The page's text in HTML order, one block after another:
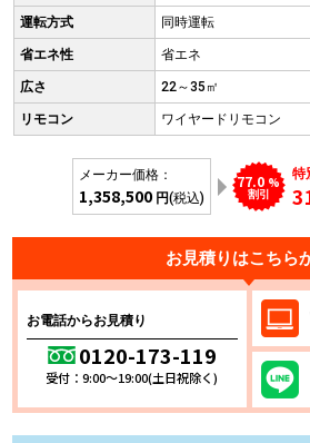
運転方式 同時運転
省エネ性 省エネ
広さ 22～35㎡
リモコン ワイヤードリモコン
メーカー価格：
1,358,500 円(税込)
77.0 %
割引
特
お見積りはこちら
お電話からお見積り
0120-173-119
受付：9:00～19:00(土日祝除く)